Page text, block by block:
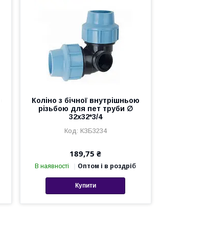
Коліно з бічної внутрішньою
різьбою для пет труби ∅
32х32*3/4
КЗБ3234
189,75 ₴
В наявності Оптом і в роздріб
Купити